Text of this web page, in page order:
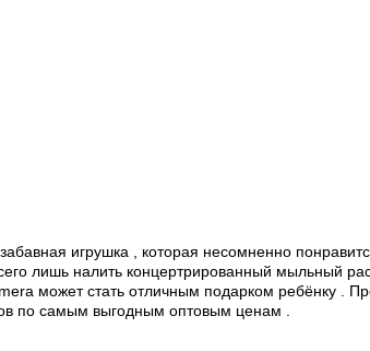
игрушка , которая несомненно
лишь налить концертрированный мыльный
может стать отличным подарком ребёнку .
по самым выгодным оптовым ценам .